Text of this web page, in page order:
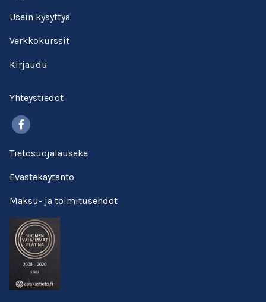
Usein kysyttyä
Verkkokurssit
Kirjaudu
Yhteystiedot
Tietosuojalauseke
Evästekäytäntö
Maksu- ja toimitusehdot